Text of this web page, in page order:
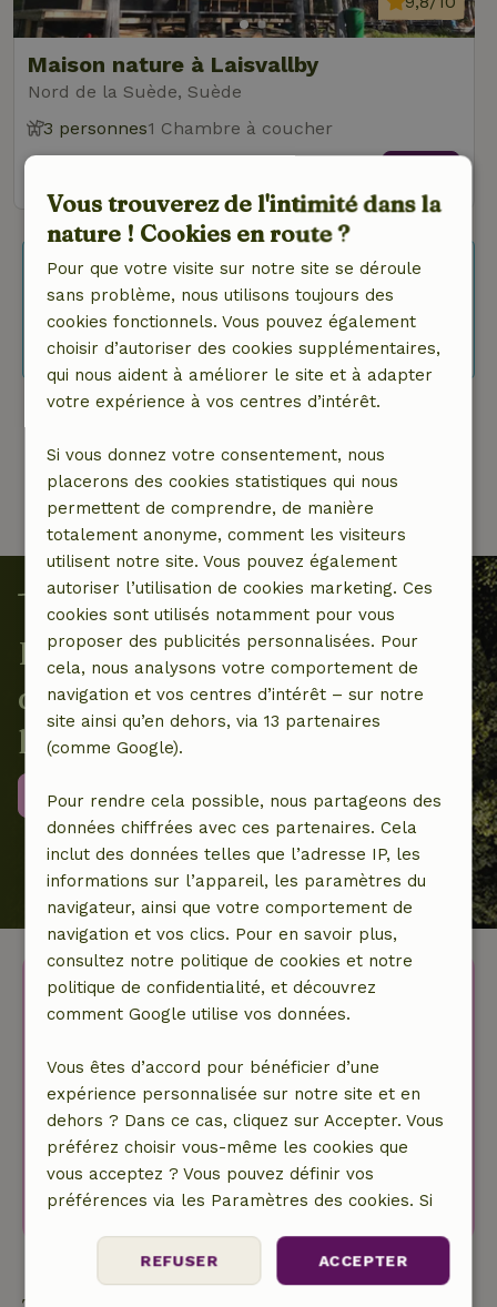
Maison nature à Laisvallby
Nord de la Suède, Suède
3 personnes1 Chambre à coucher
Rechercher d’autres maisons natures.
Es-tu flexible et/ou à la recherche de plus
de résultats? Ajuste les filtres ou utilise
l’option “dates flexibles”.
Ensemble, nous contribuons à
des projets locaux en faveur de
la nature
Plus d'informations
Découvrez d'autres maisons
idylliques dans la nature.
Votre prénom
Votre adresse e-mail
S'abonner à la newsletter
J’accepte la politique de confidentialité
Vous trouverez de l'intimité dans la
nature ! Cookies en route ?
Pour que votre visite sur notre site se déroule
sans problème, nous utilisons toujours des
cookies fonctionnels. Vous pouvez également
choisir d’autoriser des cookies supplémentaires,
qui nous aident à améliorer le site et à adapter
votre expérience à vos centres d’intérêt.
Si vous donnez votre consentement, nous
placerons des cookies statistiques qui nous
permettent de comprendre, de manière
totalement anonyme, comment les visiteurs
utilisent notre site. Vous pouvez également
autoriser l’utilisation de cookies marketing. Ces
cookies sont utilisés notamment pour vous
proposer des publicités personnalisées. Pour
cela, nous analysons votre comportement de
navigation et vos centres d’intérêt – sur notre
site ainsi qu’en dehors, via 13 partenaires
(comme Google).
Pour rendre cela possible, nous partageons des
données chiffrées avec ces partenaires. Cela
inclut des données telles que l’adresse IP, les
informations sur l’appareil, les paramètres du
navigateur, ainsi que votre comportement de
navigation et vos clics. Pour en savoir plus,
consultez notre politique de cookies et notre
politique de confidentialité, et découvrez
comment Google utilise vos données.
Vous êtes d’accord pour bénéficier d’une
expérience personnalisée sur notre site et en
dehors ? Dans ce cas, cliquez sur Accepter. Vous
préférez choisir vous-même les cookies que
vous acceptez ? Vous pouvez définir vos
préférences via les Paramètres des cookies. Si
fonctionnels strictement nécessaires seront
utilisés. Vous pouvez modifier vos préférences à
ACCEPTER
REFUSER